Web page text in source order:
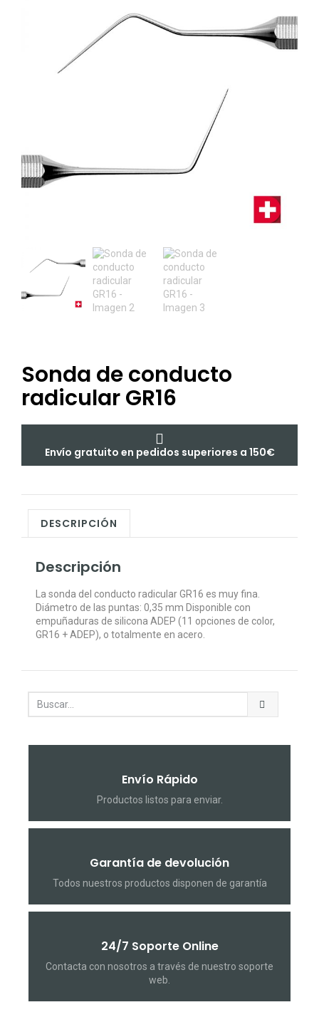
Sonda de conducto
radicular GR16
Envío gratuito en pedidos superiores a 150€
DESCRIPCIÓN
Descripción
La sonda del conducto radicular GR16 es muy fina.
Diámetro de las puntas: 0,35 mm Disponible con
empuñaduras de silicona ADEP (11 opciones de color,
GR16 + ADEP), o totalmente en acero.
Envío Rápido
Productos listos para enviar.
Garantía de devolución
Todos nuestros productos disponen de garantía
24/7 Soporte Online
Contacta con nosotros a través de nuestro soporte
web.